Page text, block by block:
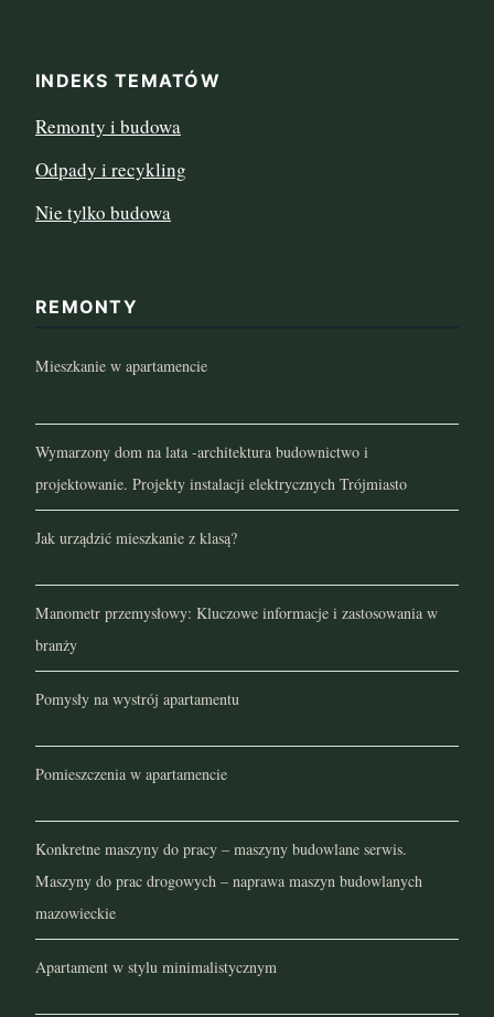
INDEKS TEMATÓW
Remonty i budowa
Odpady i recykling
Nie tylko budowa
REMONTY
Mieszkanie w apartamencie
Wymarzony dom na lata -architektura budownictwo i
projektowanie. Projekty instalacji elektrycznych Trójmiasto
Jak urządzić mieszkanie z klasą?
Manometr przemysłowy: Kluczowe informacje i zastosowania w
branży
Pomysły na wystrój apartamentu
Pomieszczenia w apartamencie
Konkretne maszyny do pracy – maszyny budowlane serwis.
Maszyny do prac drogowych – naprawa maszyn budowlanych
mazowieckie
Apartament w stylu minimalistycznym